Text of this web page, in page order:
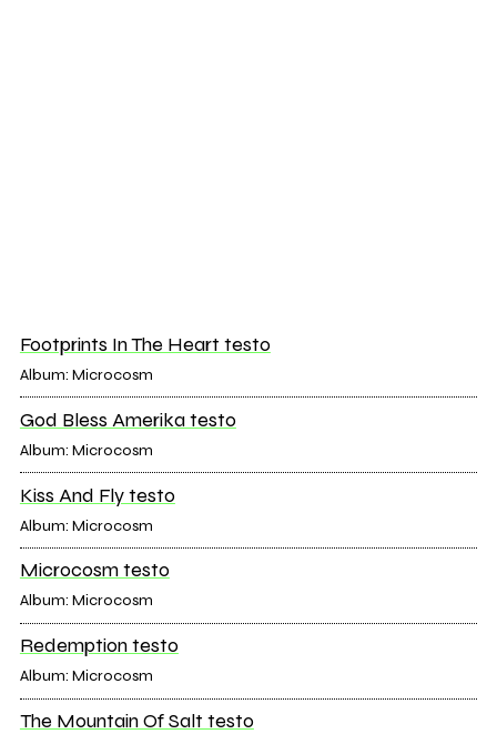
Footprints In The Heart testo
Album: Microcosm
God Bless Amerika testo
Album: Microcosm
Kiss And Fly testo
Album: Microcosm
Microcosm testo
Album: Microcosm
Redemption testo
Album: Microcosm
The Mountain Of Salt testo